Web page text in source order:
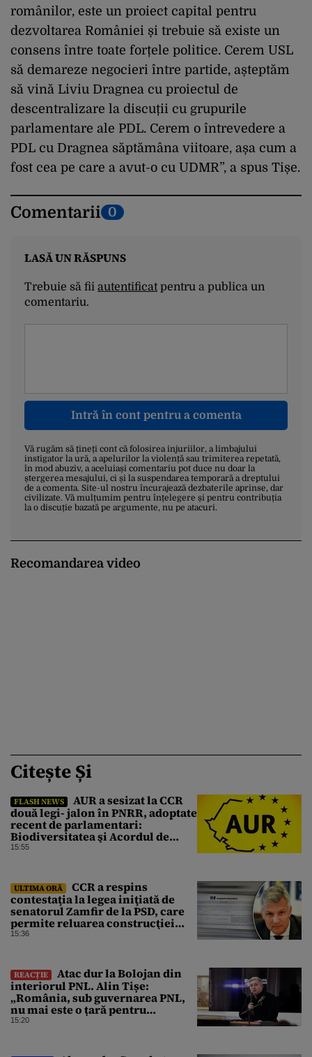
românilor, este un proiect capital pentru
dezvoltarea României și trebuie să existe un
consens între toate forțele politice. Cerem USL
să demareze negocieri între partide, așteptăm
să vină Liviu Dragnea cu proiectul de
descentralizare la discuții cu grupurile
parlamentare ale PDL. Cerem o întrevedere a
PDL cu Dragnea săptămâna viitoare, așa cum a
fost cea pe care a avut-o cu UDMR”, a spus Tișe.
Comentarii 0
LASĂ UN RĂSPUNS
Trebuie să fii autentificatpentru a publica un
comentariu.
Intră în cont pentru a comenta
Vă rugăm să țineți cont că folosirea injuriilor, a limbajului
instigator la ură, a apelurilor la violență sau trimiterea repetată,
în mod abuziv, a aceluiași comentariu pot duce nu doar la
ștergerea mesajului, ci și la suspendarea temporară a dreptului
de a comenta. Site-ul nostru încurajează dezbaterile aprinse, dar
civilizate. Vă mulțumim pentru înțelegere și pentru contribuția
la o discuție bazată pe argumente, nu pe atacuri.
Recomandarea video
Citește Și
FLASH NEWS
AUR a sesizat la CCR
două legi- jalon în PNRR, adoptate
recent de parlamentari:
Biodiversitatea şi Acordul de
împrumut cu BIRD
15:55
ULTIMA ORĂ
CCR a respins
contestaţia la legea iniţiată de
senatorul Zamfir de la PSD, care
permite reluarea construcţiei
hidrocentralelor din zonele
15:36
REACȚIE
Atac dur la Bolojan din
interiorul PNL. Alin Tișe:
„România, sub guvernarea PNL,
nu mai este o țară pentru
investitori”
15:20